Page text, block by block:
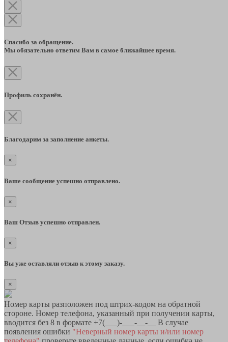
Спасибо за обращение.
Мы обязательно ответим Вам в самое ближайшее время.
Профиль сохранён.
Благодарим за заполнение анкеты.
×
Ваше сообщение успешно отправлено.
×
Ваш Отзыв успешно отправлен.
×
Вы уже оставляли отзыв к этому заказу.
×
Номер карты разположен под штрих-кодом на обратной
стороне. Номер телефона, указанный при получении карты,
вводится без 8 в формате +7(___)-___-__-__ В случае
появления ошибки "Неверный номер карты и/или номер